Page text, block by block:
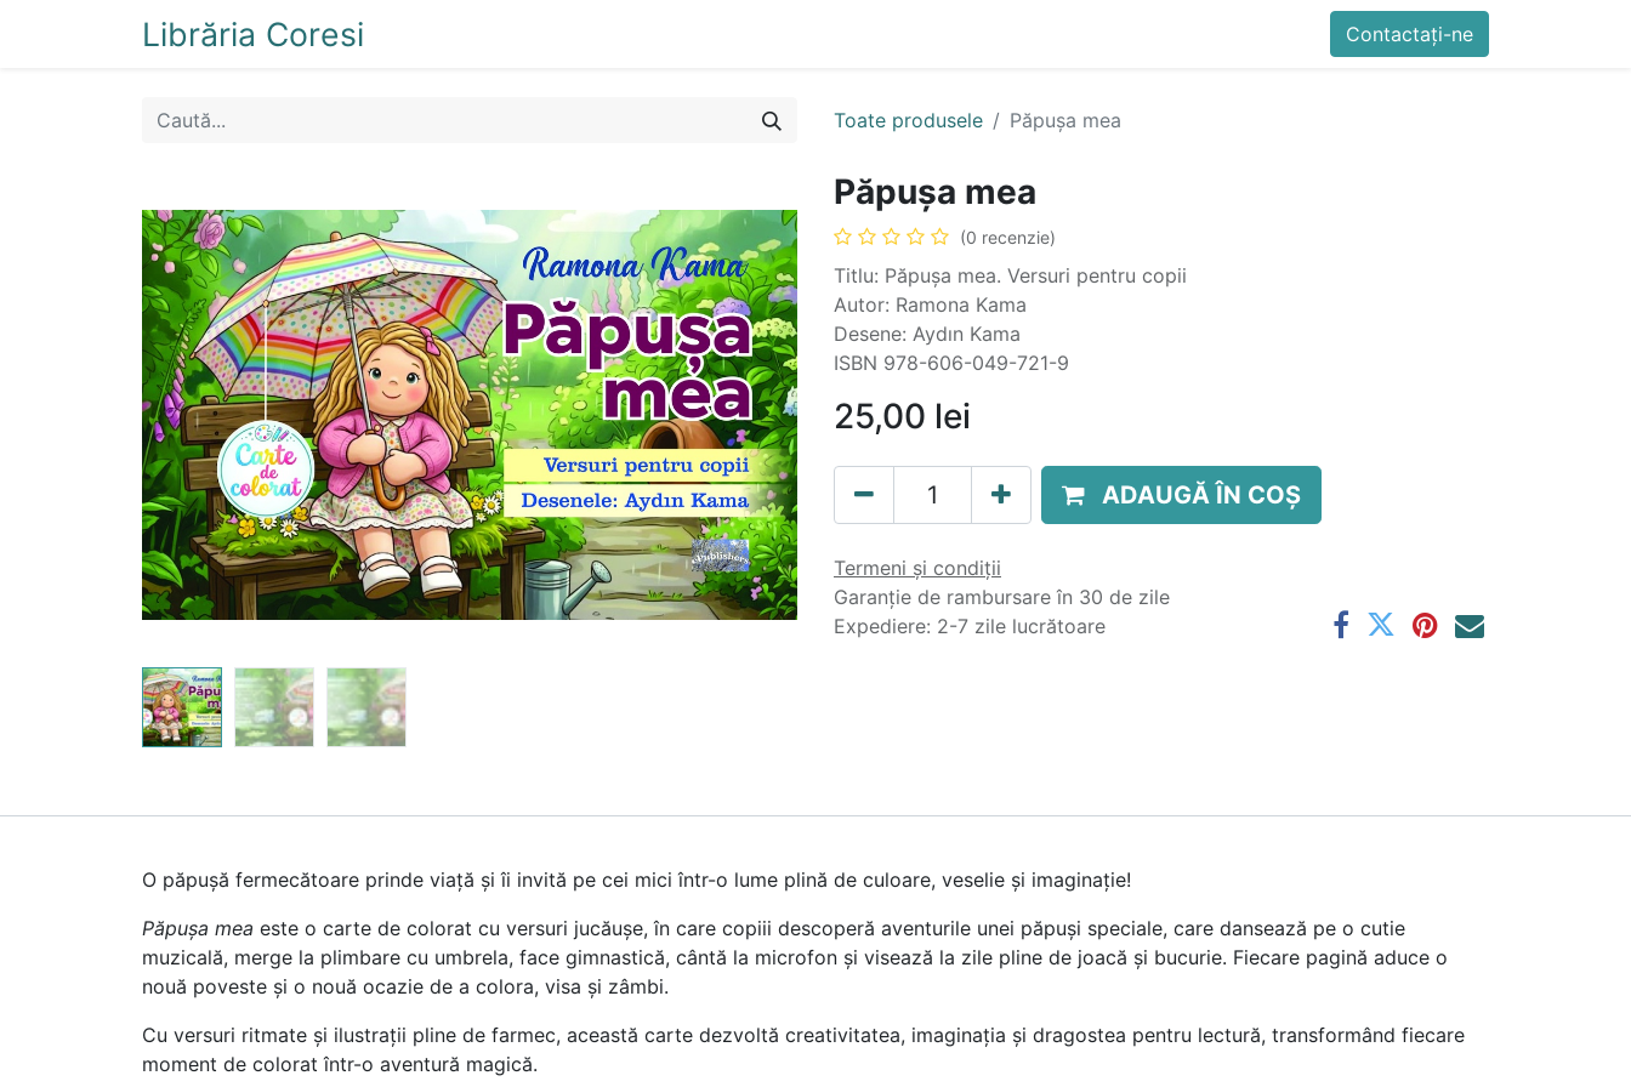
Librăria Coresi Contactați-ne Generator QR
Contactați-ne
Toate produsele Păpușa mea
Păpușa mea
(0 recenzie)
Titlu: Păpușa mea. Versuri pentru copii
Autor: Ramona Kama
Desene: Aydın Kama
ISBN 978-606-049-721-9
25,00 lei
ADAUGĂ ÎN COȘ
Termeni și condiții
Garanție de rambursare în 30 de zile
Expediere: 2-7 zile lucrătoare
O păpușă fermecătoare prinde viață și îi invită pe cei mici într-o lume plină de culoare, veselie și imaginație!
Păpușa mea este o carte de colorat cu versuri jucăușe, în care copiii descoperă aventurile unei păpuși speciale, care dansează pe o cutie
muzicală, merge la plimbare cu umbrela, face gimnastică, cântă la microfon și visează la zile pline de joacă și bucurie. Fiecare pagină aduce o
nouă poveste și o nouă ocazie de a colora, visa și zâmbi.
Cu versuri ritmate și ilustrații pline de farmec, această carte dezvoltă creativitatea, imaginația și dragostea pentru lectură, transformând fiecare
moment de colorat într-o aventură magică.